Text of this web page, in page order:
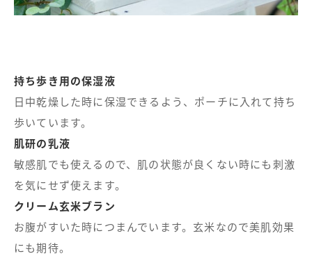
持ち歩き用の保湿液
日中乾燥した時に保湿できるよう、ポーチに入れて持ち
歩いています。
肌研の乳液
敏感肌でも使えるので、肌の状態が良くない時にも刺激
を気にせず使えます。
クリーム玄米ブラン
お腹がすいた時につまんでいます。玄米なので美肌効果
にも期待。